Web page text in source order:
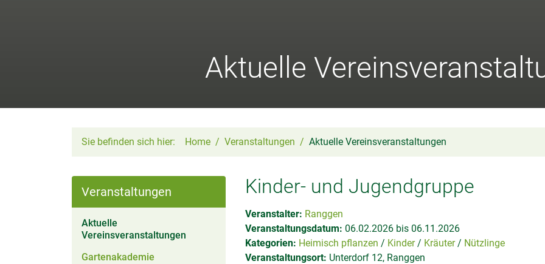
Aktuelle
Sie befinden sich hier: Home Veranstaltungen Aktuelle Vereinsveranstaltungen
Veranstaltungen
Aktuelle
Vereinsveranstaltungen
Gartenakademie
Kinder- und Jugendgruppe
Veranstalter: Ranggen
Veranstaltungsdatum: 06.02.2026 bis 06.11.2026
Kategorien: Heimisch pflanzen Kinder Kräuter
Nützlinge
Veranstaltungsort: Unterdorf 12, Ranggen